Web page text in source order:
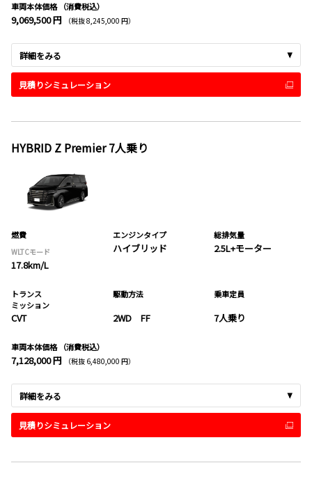
車両本体価格 （消費税込）
9,069,500 円 （税抜 8,245,000 円）
詳細をみる
見積りシミュレーション
HYBRID Z Premier 7人乗り
燃費
WLTCモード
17.8km/L
エンジンタイプ
ハイブリッド
総排気量
2.5L+モーター
トランス
ミッション
CVT
駆動方法
2WD FF
乗車定員
7人乗り
車両本体価格 （消費税込）
7,128,000 円 （税抜 6,480,000 円）
詳細をみる
見積りシミュレーション